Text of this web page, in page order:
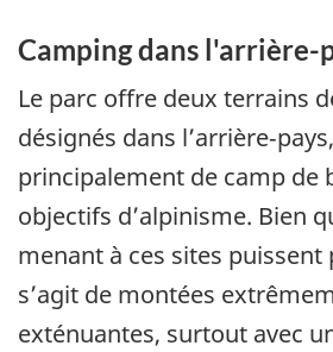
Camping dans l'arrière-
Le parc offre deux terrains
désignés dans
principalement de camp de
objectifs d’alpinisme. Bien
menant à ces sites
s’agit de montées
exténuantes, surtout avec